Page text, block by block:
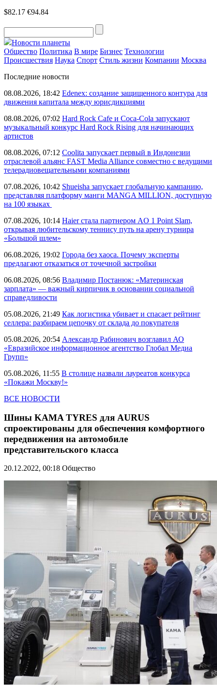
$82.17 €94.84
Новости планеты
Общество Политика В мире Бизнес Технологии
Происшествия Наука Спорт Стиль жизни Компании Москва
Последние новости
08.08.2026, 18:42 Edenex: создание защищенного контура для
движения капитала между юрисдикциями
08.08.2026, 07:02 Hard Rock Cafe и Coca-Cola запускают
музыкальный конкурс Hard Rock Rising для начинающих
артистов
08.08.2026, 07:12 Coolita запускает первый в Индонезии
отраслевой альянс FAST Media Alliance совместно с ведущими
телерадиовещательными компаниями
07.08.2026, 10:42 Shueisha запускает глобальную кампанию,
представляя платформу манги MANGA MILLION, доступную
на 100 языках
07.08.2026, 10:14 Haier стала партнером AO 1 Point Slam,
открывая любительскому теннису путь на арену турнира
«Большой шлем»
06.08.2026, 19:02 Города без хаоса. Почему эксперты
предлагают отказаться от точечной застройки
06.08.2026, 08:56 Владимир Постанюк: «Материнская
зарплата» — важный кирпичик в основании социальной
справедливости
05.08.2026, 21:49 Как логистика убивает и спасает рейтинг
селлера: разбираем цепочку от склада до покупателя
05.08.2026, 20:54 Александр Рабинович возглавил АО
«Евразийское информационное агентство Глобал Медиа
Групп»
05.08.2026, 11:55 В столице назвали лауреатов конкурса
«Покажи Москву!»
ВСЕ НОВОСТИ
Шины KAMA TYRES для AURUS
спроектированы для обеспечения комфортного
передвижения на автомобиле
представительского класса
20.12.2022, 00:18 Общество